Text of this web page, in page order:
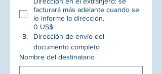
facturará más adelante cuando se
le informe la dirección.
0 US$
Dirección de envío del
documento completo
Nombre del destinatario